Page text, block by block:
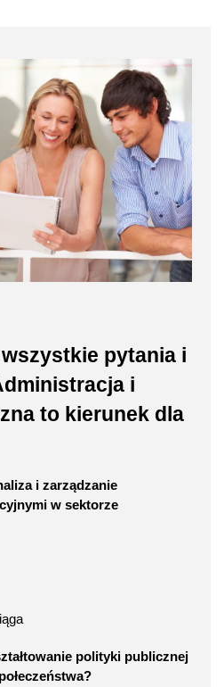
pytania i
i
to kierunek dla
i zarządzanie
w sektorze
polityki publicznej